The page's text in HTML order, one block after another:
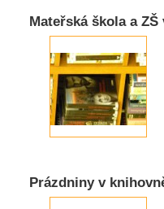
Mateřská škola a
Prázdniny v